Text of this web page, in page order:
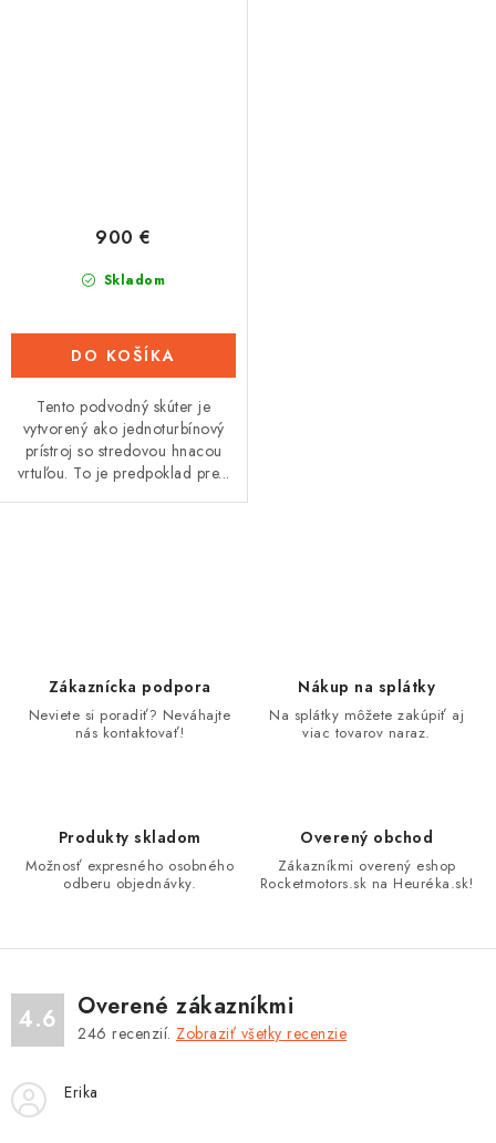
Skladom
900 €
DO KOŠÍKA
Tento podvodný skúter je
vytvorený ako jednoturbínový
prístroj so stredovou hnacou
vrtuľou. To je predpoklad pre...
y
ý
p
i
s
u
Zákaznícka podpora
Neviete si poradiť? Neváhajte
nás kontaktovať!
Nákup na splátky
Na splátky môžete zakúpiť aj
viac tovarov naraz.
Produkty skladom
Možnosť expresného osobného
odberu objednávky.
Overený obchod
Zákazníkmi overený eshop
Rocketmotors.sk na Heuréka.sk!
4.6 Overené zákazníkmi
246 recenzií. Zobraziť všetky recenzie
Erika